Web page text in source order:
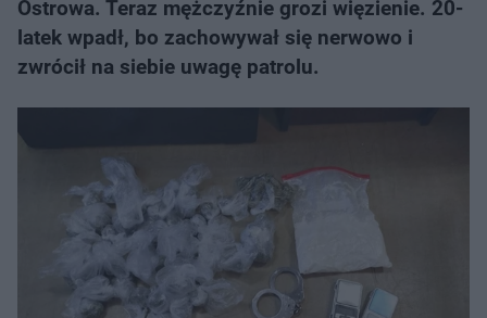
Ostrowa. Teraz mężczyźnie grozi więzienie. 20-
latek wpadł, bo zachowywał się nerwowo i
zwrócił na siebie uwagę patrolu.